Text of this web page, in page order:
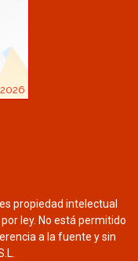
propiedad intelectual
ley. No está permitido
a la fuente y sin